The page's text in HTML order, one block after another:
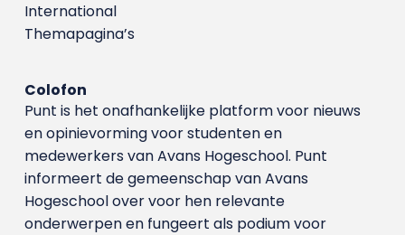
International
Themapagina’s
Colofon
Punt is het onafhankelijke platform voor nieuws
en opinievorming voor studenten en
medewerkers van Avans Hoge­school. Punt
informeert de gemeenschap van Avans
Hogeschool over voor hen relevante
onderwerpen en fungeert als podium voor